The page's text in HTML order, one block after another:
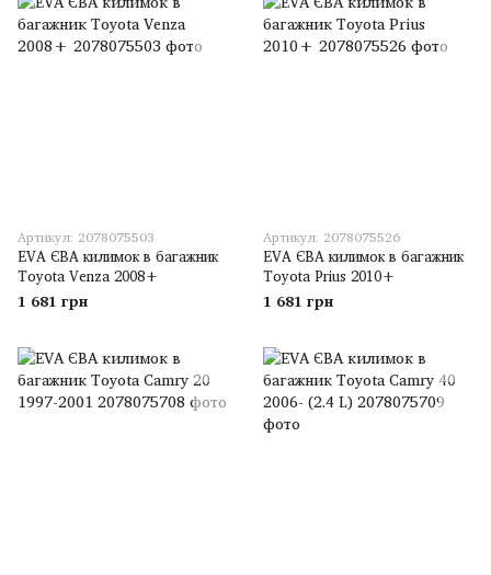
Артикул: 2078075503
EVA ЄВА килимок в багажник
Toyota Venza 2008+
1 681 грн
Артикул: 2078075526
EVA ЄВА килимок в багажник
Toyota Prius 2010+
1 681 грн